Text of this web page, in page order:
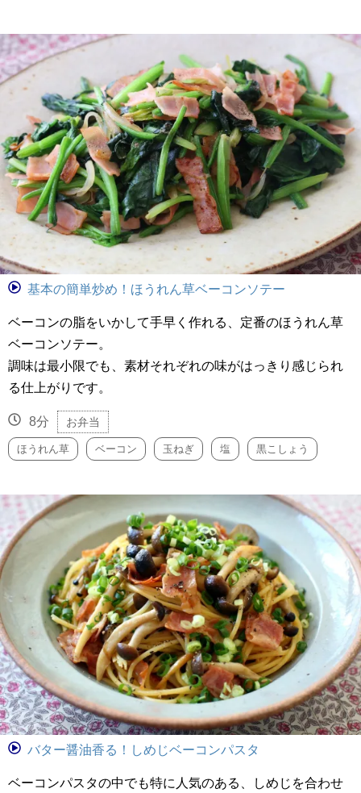
基本の簡単炒め！ほうれん草ベーコンソテー
ベーコンの脂をいかして手早く作れる、定番のほうれん草
ベーコンソテー。
調味は最小限でも、素材それぞれの味がはっきり感じられ
る仕上がりです。
8分 お弁当
ほうれん草 ベーコン 玉ねぎ 塩 黒こしょう
バター醤油香る！しめじベーコンパスタ
ベーコンパスタの中でも特に人気のある、しめじを合わせ